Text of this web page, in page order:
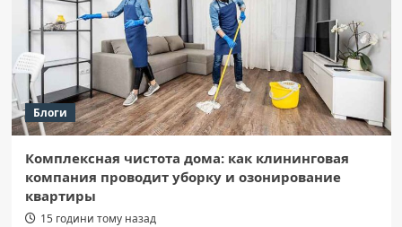
Блоги
Комплексная чистота дома: как клининговая
компания проводит уборку и озонирование
квартиры
15 години тому назад